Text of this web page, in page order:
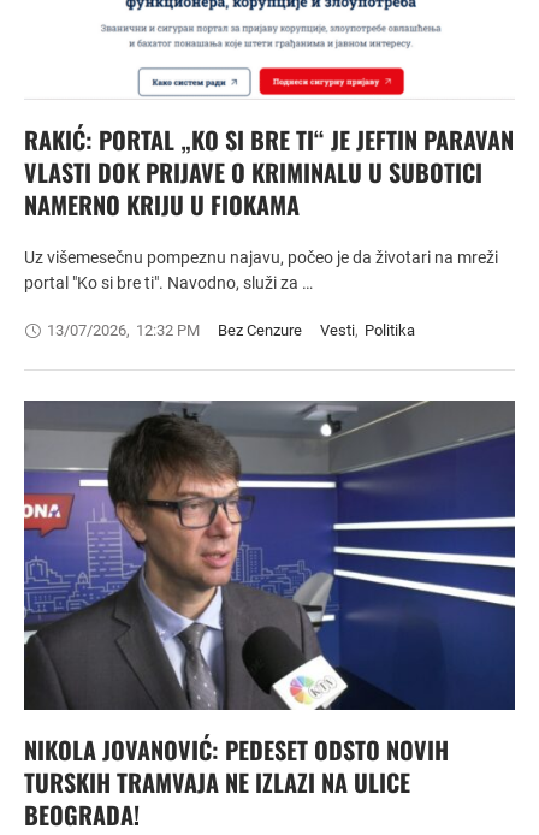
RAKIĆ: PORTAL „KO SI BRE TI“ JE JEFTIN PARAVAN
VLASTI DOK PRIJAVE O KRIMINALU U SUBOTICI
NAMERNO KRIJU U FIOKAMA
Uz višemesečnu pompeznu najavu, počeo je da životari na mreži
portal "Ko si bre ti". Navodno, služi za …
13/07/2026, 12:32 PM Bez Cenzure Vesti, Politika
NIKOLA JOVANOVIĆ: PEDESET ODSTO NOVIH
TURSKIH TRAMVAJA NE IZLAZI NA ULICE
BEOGRADA!